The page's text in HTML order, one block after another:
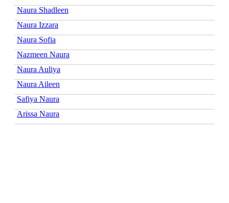
Naura Shadleen
Naura Izzara
Naura Sofia
Nazmeen Naura
Naura Auliya
Naura Aileen
Safiya Naura
Arissa Naura